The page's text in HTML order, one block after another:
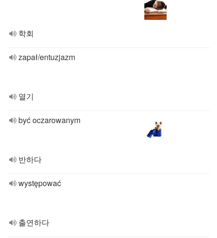
학회
zapał/entuzjazm
열기
być oczarowanym
반하다
występować
출연하다